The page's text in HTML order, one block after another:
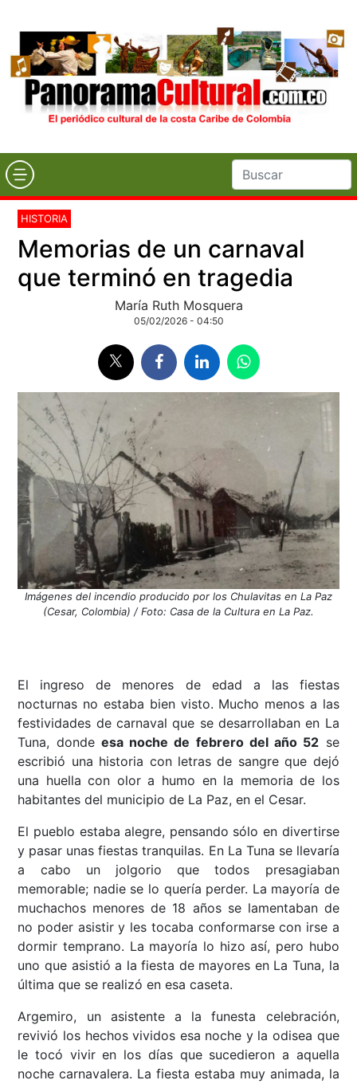
HISTORIA
Memorias de un carnaval
que terminó en tragedia
María Ruth Mosquera
05/02/2026 - 04:50
Imágenes del incendio producido por los Chulavitas en La Paz
(Cesar, Colombia) / Foto: Casa de la Cultura en La Paz.
El ingreso de menores de edad a las fiestas
nocturnas no estaba bien visto. Mucho menos a las
festividades de carnaval que se desarrollaban en La
Tuna, donde esa noche de febrero del año 52 se
escribió una historia con letras de sangre que dejó
una huella con olor a humo en la memoria de los
habitantes del municipio de La Paz, en el Cesar.
El pueblo estaba alegre, pensando sólo en divertirse
y pasar unas fiestas tranquilas. En La Tuna se llevaría
a cabo un jolgorio que todos presagiaban
memorable; nadie se lo quería perder. La mayoría de
muchachos menores de 18 años se lamentaban de
no poder asistir y les tocaba conformarse con irse a
dormir temprano. La mayoría lo hizo así, pero hubo
uno que asistió a la fiesta de mayores en La Tuna, la
última que se realizó en esa caseta.
Argemiro, un asistente a la funesta celebración,
revivió los hechos vividos esa noche y la odisea que
le tocó vivir en los días que sucedieron a aquella
noche carnavalera. La fiesta estaba muy animada, la